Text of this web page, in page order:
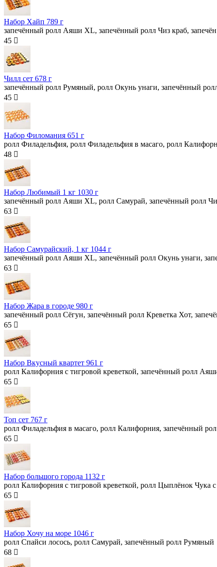
Набор Хайп 789 г
запечённый ролл Аяши XL, запечённый ролл Чиз краб, запечён
45 
Чилл сет 678 г
запечённый ролл Румяный, ролл Окунь унаги, запечённый
45 
Набор Филомания 651 г
ролл Филадельфия, ролл Филадельфия в масаго, ролл
48 
Набор Любимый 1 кг 1030 г
запечённый ролл Аяши XL, ролл Самурай, запечённый ролл
63 
Набор Самурайский, 1 кг 1044 г
запечённый ролл Аяши XL, запечённый ролл Окунь унаги,
63 
Набор Жара в городе 980 г
запечённый ролл Сёгун, запечённый ролл Креветка Хот,
65 
Набор Вкусный квартет 961 г
ролл Калифорния с тигровой креветкой, запечённый ролл
65 
Топ сет 767 г
ролл Филадельфия в масаго, ролл Калифорния, запечённый рол
65 
Набор большого города 1132 г
ролл Калифорния с тигровой креветкой, ролл Цыплёнок Чука с
65 
Набор Хочу на море 1046 г
ролл Спайси лосось, ролл Самурай, запечённый ролл Румяный
68 